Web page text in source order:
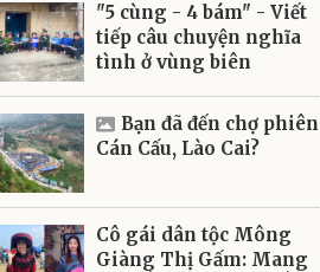
"5 cùng - 4 bám" - Viết
tiếp câu chuyện nghĩa
tình ở vùng biên
Bạn đã đến chợ phiên
Cán Cấu, Lào Cai?
Cô gái dân tộc Mông
Giàng Thị Gấm: Mang